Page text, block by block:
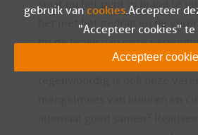
staat op het punt in brand te
het met het gedrag en de
bij de leden van onze
hadden we geen allochtonen
gebruik van cookies. Accepteer
"Accepteer cookies"
Accepteer